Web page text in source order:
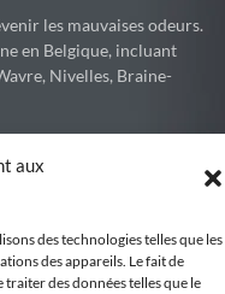
aux
des technologies telles que les
des appareils. Le fait de
des données telles que le
les mauvaises odeurs.
en Belgique, incluant
Nivelles, Braine-
partout en Belgique.